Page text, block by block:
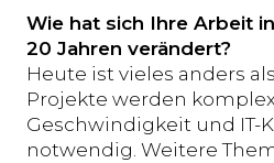
Wie hat sich Ihre Arbeit
20 Jahren verändert?
Heute ist vieles anders
Projekte werden
Geschwindigkeit und IT-
notwendig. Weitere